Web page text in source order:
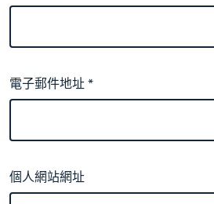
電子郵件地址*
個人網站網址